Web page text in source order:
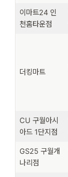
이마트24 인
천홈타운점
더킹마트
CU 구월아시
아드 1단지점
GS25 구월개
나리점